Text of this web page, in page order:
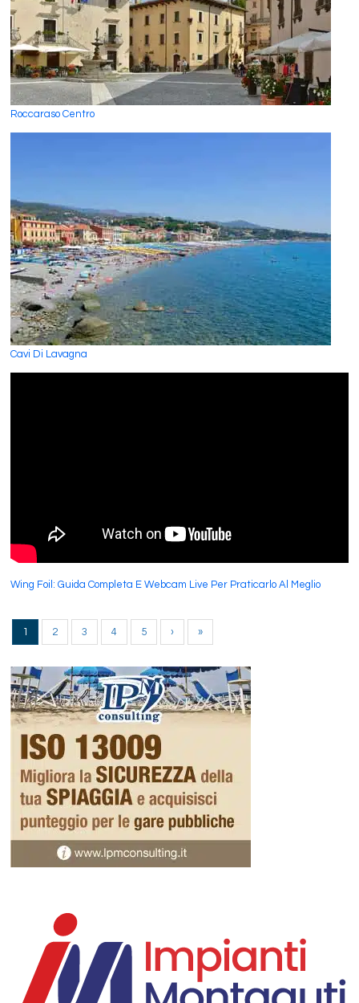
Roccaraso Centro
Cavi Di Lavagna
Wing Foil: Guida Completa E Webcam Live Per Praticarlo Al Meglio
1 2 3 4 5 › »